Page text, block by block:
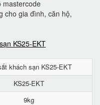
mastercode
cho gia đình, căn hộ,
khách sạn KS25-EKT
KS25-EKT
9kg